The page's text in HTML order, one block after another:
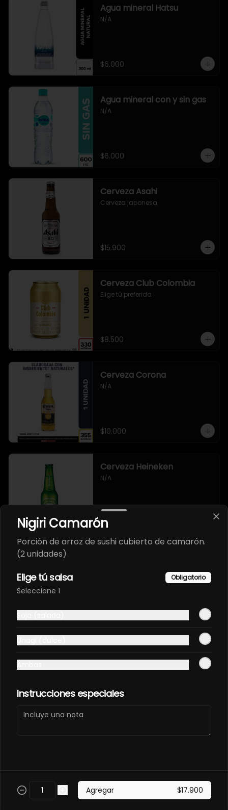
Agua mineral Hatsu
N/A
$6.000
Agua mineral con y sin gas
N/A
$6.000
Cerveza Asahi
Cerveza japonesa
$15.900
Cerveza Club Colombia
Elige tú preferida
$8.500
Cerveza Corona
N/A
$10.000
Cerveza Heineken
N/A
$10.000
Elige tú favorita
$8.000
Nigiri Camarón
Porción de arroz de sushi cubierto de camarón.
(2 unidades)
Elige tú salsa Obligatorio
Seleccione 1
Instrucciones especiales
Agregar $17.900